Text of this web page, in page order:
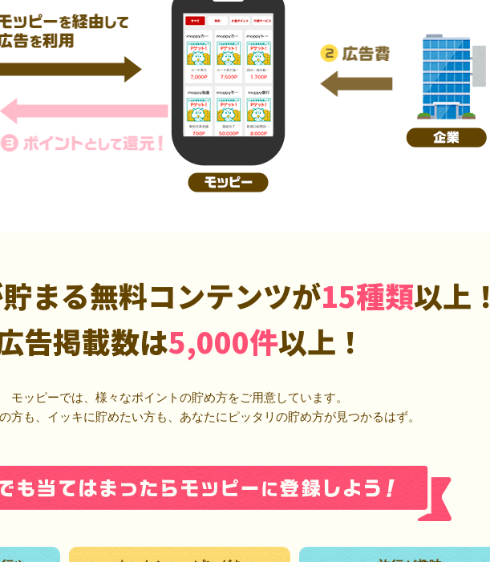
まる無料コンテンツが15種類以上！
告掲載数は5,000件以上！
モッピーでは、様々なポイントの貯め方をご用意しています。
方も、イッキに貯めたい方も、あなたにピッタリの貯め方が見つかるはず。